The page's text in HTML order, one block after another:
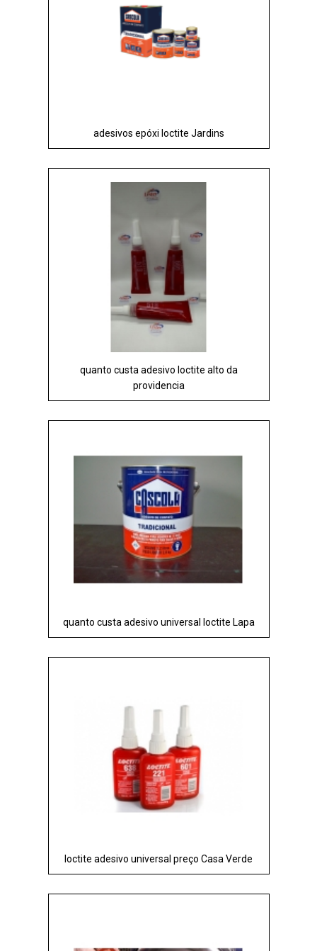
adesivos epóxi loctite Jardins
quanto custa adesivo loctite alto da
providencia
quanto custa adesivo universal loctite Lapa
loctite adesivo universal preço Casa Verde